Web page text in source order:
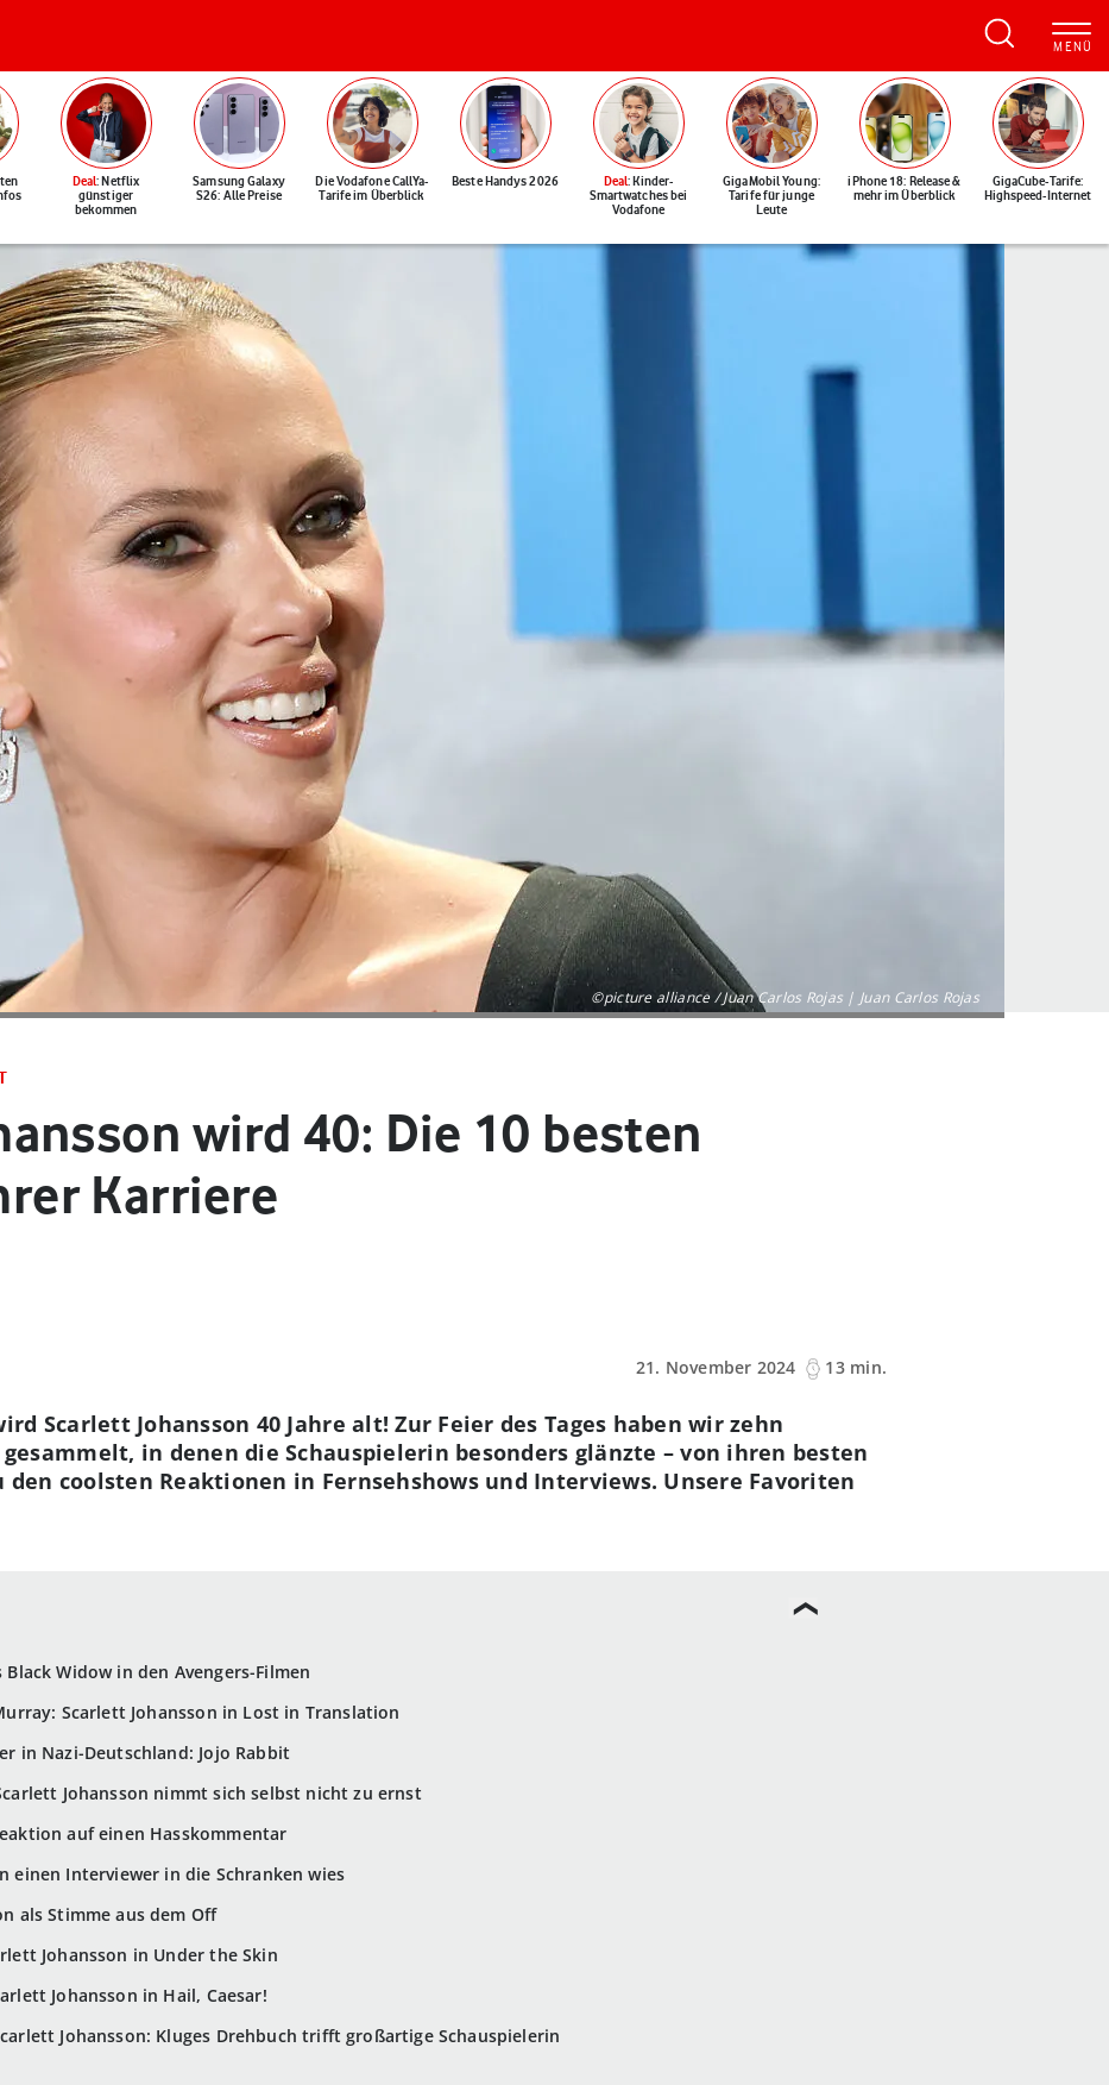
Deal: Netflix
günstiger
bekommen
Samsung Galaxy
S26: Alle Preise
Die Vodafone CallYa-
Tarife im Überblick
Beste Handys 2026 Deal: Kinder-
Smartwatches bei
Vodafone
GigaMobil Young:
Tarife für junge
Leute
iPhone 18: Release &
mehr im Überblick
GigaCube-Tarife:
Highspeed-Internet
©picture alliance / Juan Carlos Rojas | Juan Carlos Rojas
wird 40: Die 10 besten
Karriere
21. November 2024
13 min.
Black Widow in den Avengers-Filmen
Scarlett Johansson in Lost in Translation
in Nazi-Deutschland: Jojo Rabbit
Johansson nimmt sich selbst nicht zu ernst
auf einen Hasskommentar
einen Interviewer in die Schranken wies
als Stimme aus dem Off
Johansson in Under the Skin
Johansson in Hail, Caesar!
Johansson: Kluges Drehbuch trifft großartige Schauspielerin
Scarlett Johansson 40 Jahre alt! Zur Feier des Tages haben wir zehn
in denen die Schauspielerin besonders glänzte – von ihren besten
coolsten Reaktionen in Fernsehshows und Interviews. Unsere Favoriten